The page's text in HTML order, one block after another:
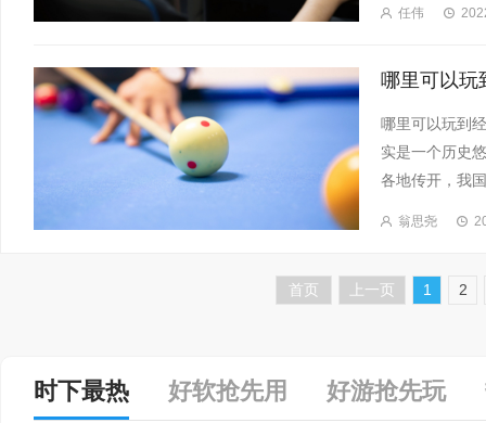
任伟
哪里可以玩到
实是一个历史
各地传开，我
翁思尧
首页 上一页 1 2
时下最热 好软抢先用 好游抢先玩